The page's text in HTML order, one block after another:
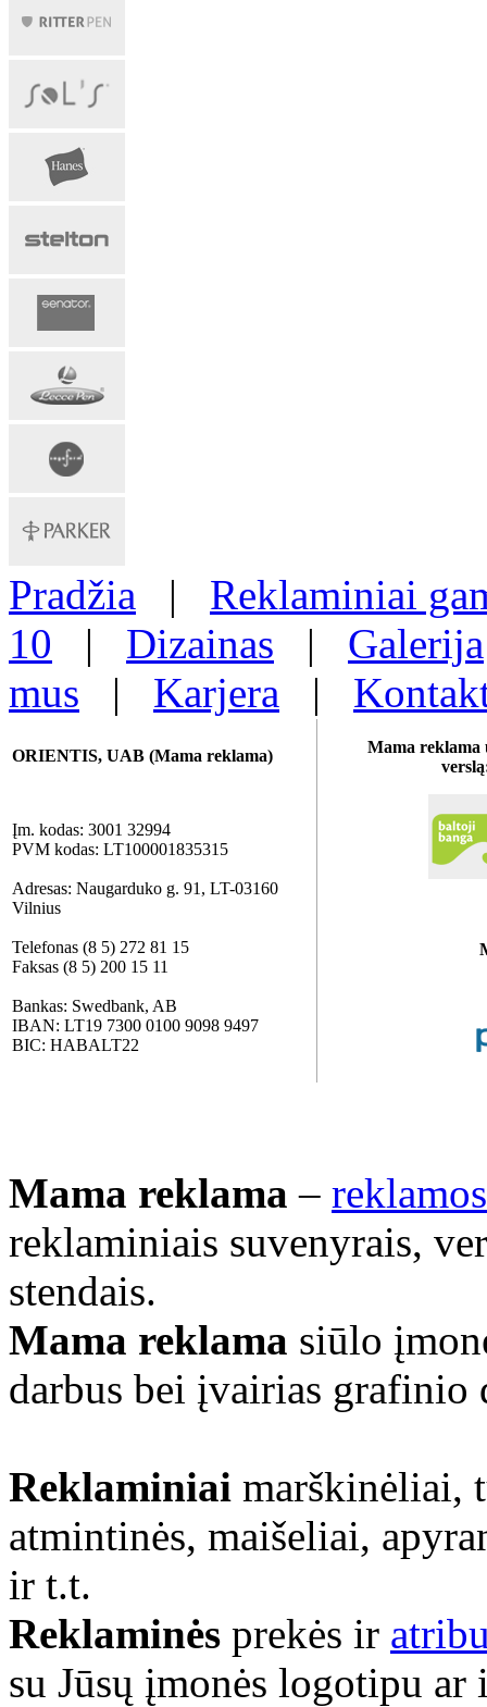
Pradžia | Reklaminiai
10 | Dizainas | Galerija
mus | Karjera |
ORIENTIS, UAB (Mama reklama)
Įm. kodas: 3001 32994
PVM kodas: LT100001835315
Adresas: Naugarduko g. 91, LT-03160
Vilnius
Telefonas (8 5) 272 81 15
Faksas (8 5) 200 15 11
Bankas: Swedbank, AB
IBAN: LT19 7300 0100 9098 9497
BIC: HABALT22
Mama reklama
Mama reklama –
reklaminiais suvenyrais,
stendais.
Mama reklama siūlo
darbus bei įvairias grafinio
Reklaminiai marškinėliai,
atmintinės, maišeliai,
ir t.t.
Reklaminės prekės ir
su Jūsų įmonės logotipu